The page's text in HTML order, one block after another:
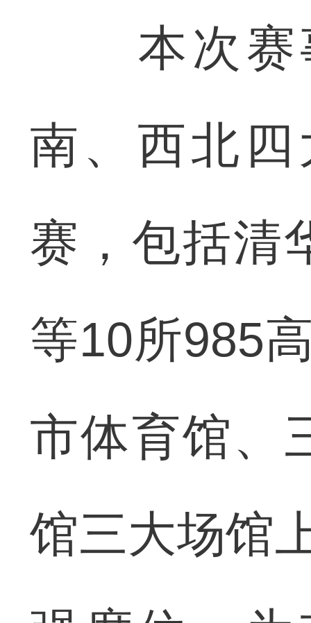
本次赛事
南、西北
赛，包括清
等10所985
市体育馆、
馆三大场馆